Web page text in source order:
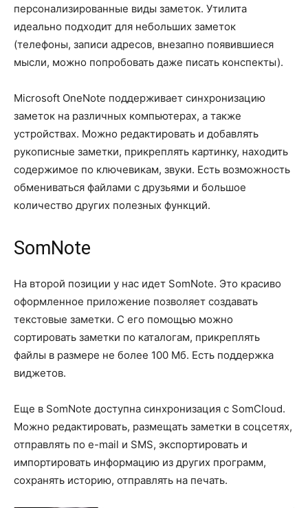
персонализированные виды заметок. Утилита
идеально подходит для небольших заметок
(телефоны, записи адресов, внезапно появившиеся
мысли, можно попробовать даже писать конспекты).
Microsoft OneNote поддерживает синхронизацию
заметок на различных компьютерах, а также
устройствах. Можно редактировать и добавлять
рукописные заметки, прикреплять картинку, находить
содержимое по ключевикам, звуки. Есть возможность
обмениваться файлами с друзьями и большое
количество других полезных функций.
SomNote
На второй позиции у нас идет SomNote. Это красиво
оформленное приложение позволяет создавать
текстовые заметки. С его помощью можно
сортировать заметки по каталогам, прикреплять
файлы в размере не более 100 Мб. Есть поддержка
виджетов.
Еще в SomNote доступна синхронизация с SomCloud.
Можно редактировать, размещать заметки в соцсетях,
отправлять по e-mail и SMS, экспортировать и
импортировать информацию из других программ,
сохранять историю, отправлять на печать.